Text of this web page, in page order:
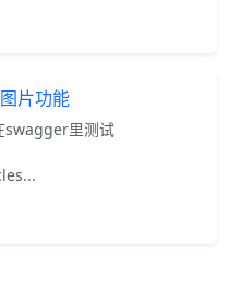
片功能
swagger里测试